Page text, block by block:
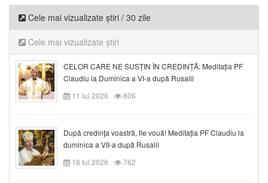
Cele mai vizualizate știri / 30 zile
Cele mai vizualizate știri
CELOR CARE NE SUSȚIN ÎN CREDINȚĂ: Meditația PF
Claudiu la Duminica a VI-a după Rusalii
11 Iul 2026
806
După credinţa voastră, fie vouă! Meditația PF Claudiu la
duminica a VII-a după Rusalii
18 Iul 2026
762